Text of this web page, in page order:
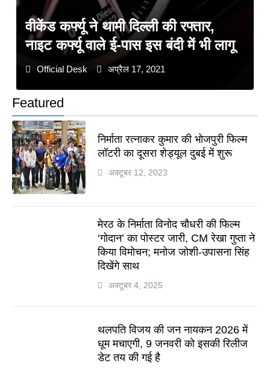
Featured
निर्माता रत्नाकर कुमार की भोजपुरी फिल्म
लॉटरी का दूसरा शेड्यूल दुबई में शुरू
अक्टूबर 12, 2023
मेरठ के निर्माता विनोद चौधरी की फिल्म
‘गोदान’ का पोस्टर जारी, CM रेखा गुप्ता ने
किया विमोचन; मनोज जोशी-उपासना सिंह
दिखेंगे साथ
अक्टूबर 4, 2025
थलपति विजय की जन नायकन 2026 में
धूम मचाएगी, 9 जनवरी को इसकी रिलीज
डेट तय की गई है
वीकेंड कर्फ्यू ने थामी दिल्ली की रफ्तार,
नाइट कर्फ्यू वाले ई-पास इस बंदी में भी लागू
Official Desk अप्रैल 17, 2021